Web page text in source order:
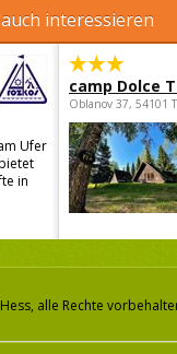
interessieren
Ufer
in
camp Dolce
Oblanov 37, 54101
alle Rechte